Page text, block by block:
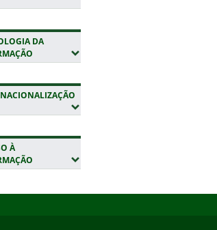
DA
(EXPANDIR SUBMENUS)
À
(EXPANDIR SUBMENUS)